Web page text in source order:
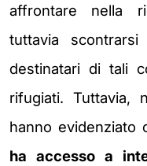
affrontare nella
tuttavia
destinatari di tali
rifugiati. Tuttavia,
hanno evidenziato
ha accesso a